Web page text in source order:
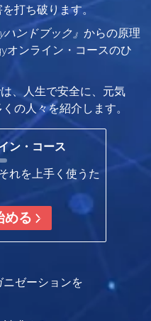
打ち破ります。
ハンドブック』 からの原理
オンライン・コースのひ
、人生で安全に、元気
の人々を紹介します。
ン・コース
れを上手く使うた
める
ゼーションを